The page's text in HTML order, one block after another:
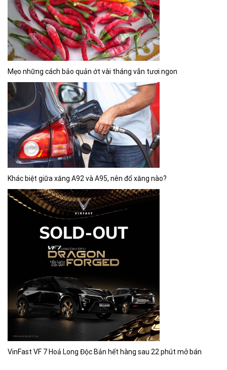
Mẹo những cách bảo quản ớt vài tháng vẫn tươi ngon
Khác biệt giữa xăng A92 và A95, nên đổ xăng nào?
VinFast VF 7 Hoả Long Độc Bản hết hàng sau 22 phút mở bán